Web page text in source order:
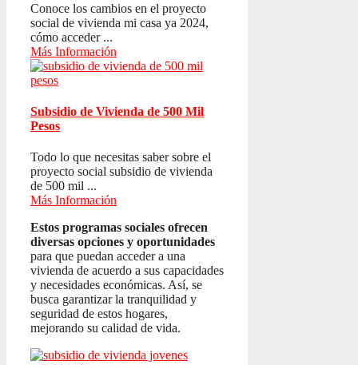
Conoce los cambios en el proyecto
social de vivienda mi casa ya 2024,
cómo acceder ...
Más Información
Subsidio de Vivienda de 500 Mil
Pesos
Todo lo que necesitas saber sobre el
proyecto social subsidio de vivienda
de 500 mil ...
Más Información
Estos programas sociales ofrecen
diversas opciones y oportunidades
para que puedan acceder a una
vivienda de acuerdo a sus capacidades
y necesidades económicas. Así, se
busca garantizar la tranquilidad y
seguridad de estos hogares,
mejorando su calidad de vida.